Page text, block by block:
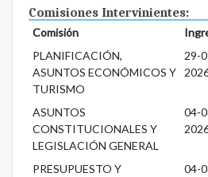
Comisiones Intervinientes:
Comisión
PLANIFICACIÓN,
ASUNTOS ECONÓMICOS Y
TURISMO
29-
ASUNTOS
CONSTITUCIONALES Y
LEGISLACIÓN GENERAL
04-
PRESUPUESTO Y
04-